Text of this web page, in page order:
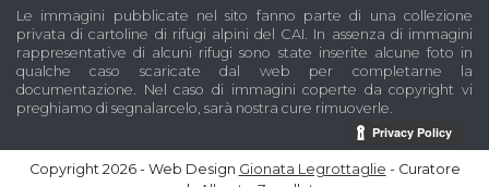
Le immagini pubblicate nel sito fanno parte di una collezione
privata di cartoline di rifugi alpini del CAI. In assenza di immagini
rappresentative di alcuni rifugi sono state inserite alcune foto in
qualche caso scaricate dal web per completarne la
documentazione. Nel caso di immagini coperte da copyright vi
preghiamo di segnalarcelo, sarà nostra cure rimuoverle.
Copyright 2026 - Web Design Gionata Legrottaglie - Curatore